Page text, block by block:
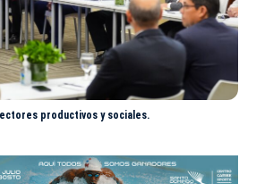
productivos y sociales.